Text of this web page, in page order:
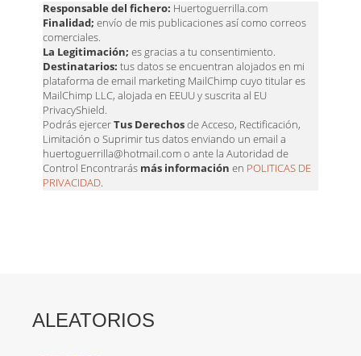
Responsable del fichero: Huertoguerrilla.com
Finalidad; envío de mis publicaciones así como correos
comerciales.
La Legitimación; es gracias a tu consentimiento.
Destinatarios: tus datos se encuentran alojados en mi
plataforma de email marketing MailChimp cuyo titular es
MailChimp LLC, alojada en EEUU y suscrita al EU
PrivacyShield.
Podrás ejercerTus Derechosde Acceso, Rectificación,
Limitación o Suprimir tus datos enviando un email a
huertoguerrilla@hotmail.com o ante la Autoridad de
Control Encontrarás más información en POLITICAS DE
PRIVACIDAD.
ALEATORIOS